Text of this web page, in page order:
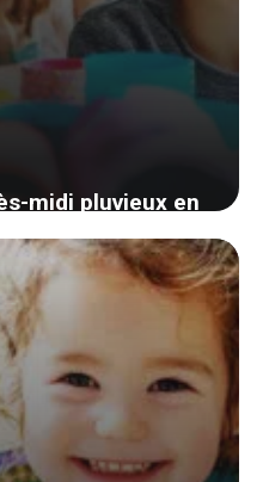
midi pluvieux en
avec vos enfants
toilette